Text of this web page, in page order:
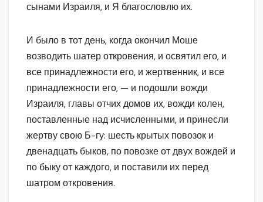
сынами Израиля, и Я благословлю их.
И было в тот день, когда окончил Моше
возводить шатер откровения, и освятил его, и
все принадлежности его, и жертвенник, и все
принадлежности его, — и подошли вожди
Израиля, главы отчих домов их, вожди колен,
поставленные над исчисленными, и принесли
жертву свою Б-гу: шесть крытых повозок и
двенадцать быков, по повозке от двух вождей и
по быку от каждого, и поставили их перед
шатром откровения.